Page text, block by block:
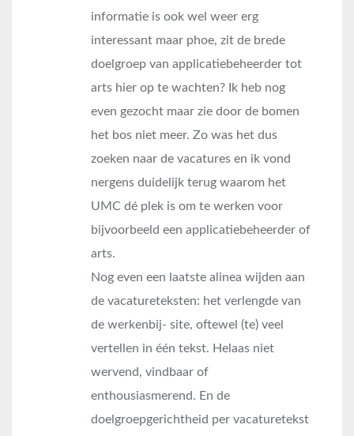
informatie is ook wel weer erg
interessant maar phoe, zit de brede
doelgroep van applicatiebeheerder tot
arts hier op te wachten? Ik heb nog
even gezocht maar zie door de bomen
het bos niet meer. Zo was het dus
zoeken naar de vacatures en ik vond
nergens duidelijk terug waarom het
UMC dé plek is om te werken voor
bijvoorbeeld een applicatiebeheerder of
arts.
Nog even een laatste alinea wijden aan
de vacatureteksten: het verlengde van
de werkenbij- site, oftewel (te) veel
vertellen in één tekst. Helaas niet
wervend, vindbaar of
enthousiasmerend. En de
doelgroepgerichtheid per vacaturetekst